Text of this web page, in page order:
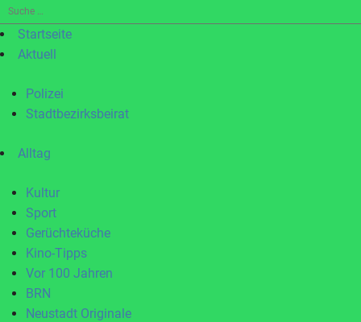
Suche
nach:Startseite
Aktuell
Polizei
Stadtbezirksbeirat
Alltag
Kultur
Sport
Gerüchteküche
Kino-Tipps
Vor 100 Jahren
BRN
Neustadt Originale